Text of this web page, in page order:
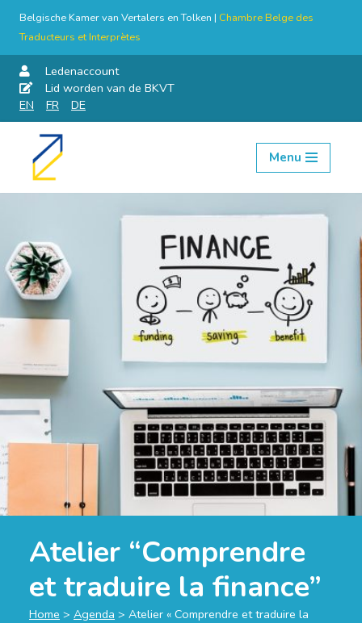
Belgische Kamer van Vertalers en Tolken | Chambre Belge des
Traducteurs et Interprètes
Ledenaccount
Lid worden van de BKVT
EN
FR DE
Skip
Menu
Atelier “Comprendre
et traduire la finance”
Home > Agenda > Atelier « Comprendre et traduire la